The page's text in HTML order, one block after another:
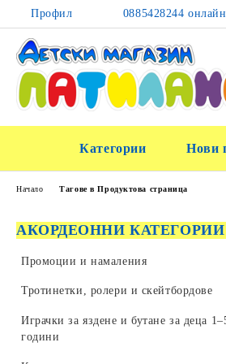
Профил 0885428244
Категории Нови
АКОРДЕОННИ КАТЕГОРИИ
Промоции и намаления
Тротинетки, ролери и скейтбордове
Тротинетки за трикове и скачане
Играчки за яздене и бутане за деца
години
Начало Тагове в Продуктова страница